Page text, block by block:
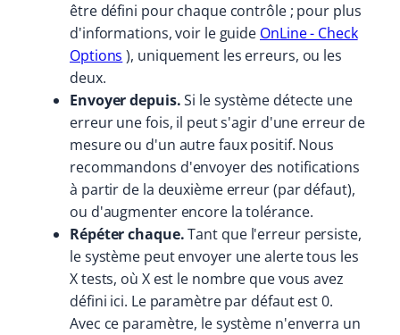
être défini pour chaque contrôle ; pour plus
d'informations, voir le guide OnLine - Check
Options ), uniquement les erreurs, ou les
deux.
Envoyer depuis.Si le système détecte une
erreur une fois, il peut s'agir d'une erreur de
mesure ou d'un autre faux positif. Nous
recommandons d'envoyer des notifications
à partir de la deuxième erreur (par défaut),
ou d'augmenter encore la tolérance.
Répéter chaque.Tant que l'erreur persiste,
le système peut envoyer une alerte tous les
X tests, où X est le nombre que vous avez
défini ici. Le paramètre par défaut est 0.
Avec ce paramètre, le système n'enverra un